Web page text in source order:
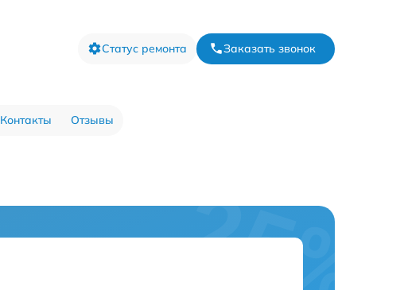
Статус ремонта Заказать звонок
Контакты Отзывы